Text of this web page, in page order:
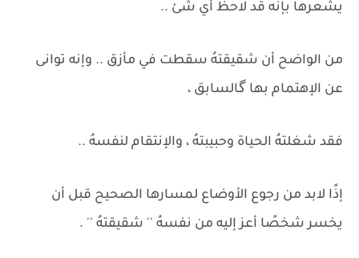
يشعرها بإنه قد لاحظ أي شئ ..
من الواضح أن شقيقتهُ سقطت في مأزق .. وإنه توانى
عن الإهتمام بها گالسابق ،
فقد شغلتهُ الحياة وحبيبتهُ ، والإنتقام لنفسهُ ..
إذًا لابد من رجوع الأوضاع لمسارها الصحيح قبل أن
يخسر شخصًا أعز إليه من نفسهُ '' شقيقتهُ '' .